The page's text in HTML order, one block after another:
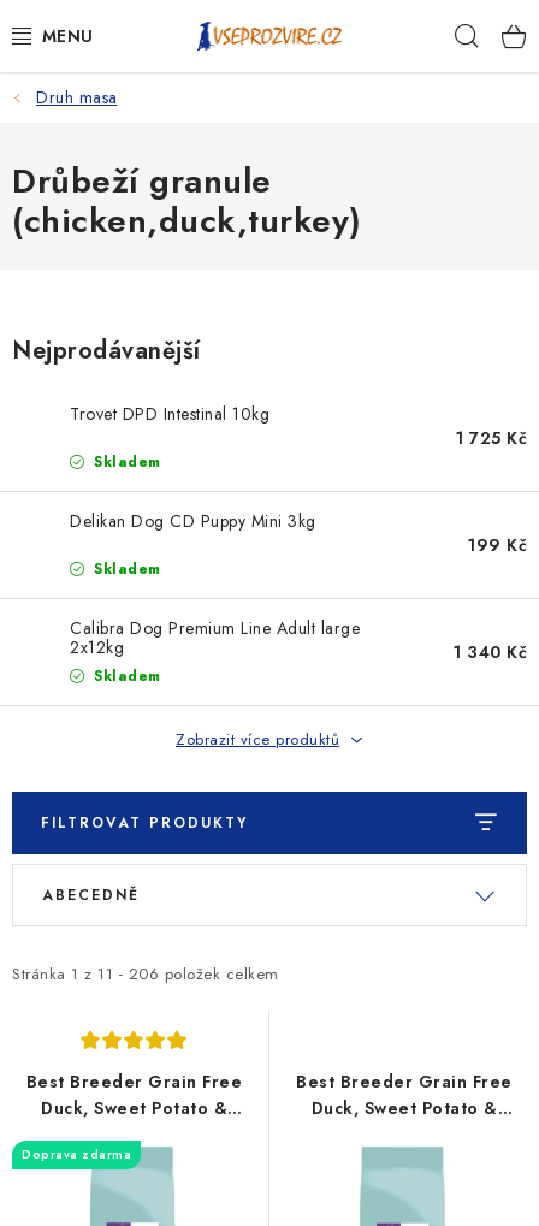
na
PSI
KOČKY
KONĚ
PRO CHOVATELE
NA NEMOCI
ZNAČKY
Ceník dopravy Kontakty
Podmínky ochrany osobních údajů
Druh masa
Drůbeží granule
(chicken,duck,turkey)
Nejprodávanější
Trovet DPD Intestinal 10kg
Skladem
1 725 Kč
Delikan Dog CD Puppy Mini 3kg
Skladem
199 Kč
Calibra Dog Premium Line Adult large
2x12kg
Skladem
1 340 Kč
Zobrazit více produktů
FILTROVAT PRODUKTY
V
i
d
u
Stránka 1 z 11 - 206 položek celkem
Ř
e
p
o
d
ABECEDNĚ
Best Breeder Grain Free
Duck, Sweet Potato &
Orange 12kg
Doprava zdarma
Best Breeder Grain Free
Duck, Sweet Potato &